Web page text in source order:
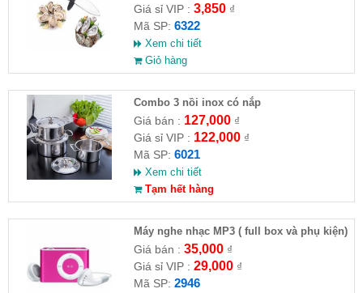
Giá sỉ VIP : 3,850₫
Mã SP: 6322
Xem chi tiết
Giỏ hàng
Combo 3 nồi inox có nắp
Giá bán : 127,000₫
Giá sỉ VIP : 122,000₫
Mã SP: 6021
Xem chi tiết
Tạm hết hàng
Máy nghe nhạc MP3 ( full box và phụ kiện)
Giá bán : 35,000₫
Giá sỉ VIP : 29,000₫
Mã SP: 2946